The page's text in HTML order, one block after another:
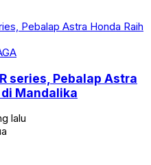
series, Pebalap Astra
Mandalika
lalu